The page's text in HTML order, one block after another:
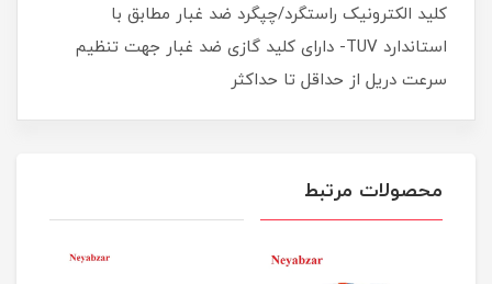
کلید الکترونیک راستگرد/چپگرد ضد غبار مطابق با
استاندارد TUV- دارای کلید گازی ضد غبار جهت تنظیم
سرعت دریل از حداقل تا حداکثر
محصولات مرتبط